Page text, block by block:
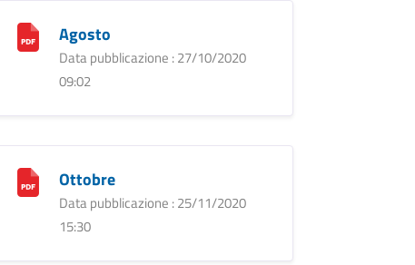
Agosto
Data pubblicazione : 27/10/2020
09:02
Ottobre
Data pubblicazione : 25/11/2020
15:30